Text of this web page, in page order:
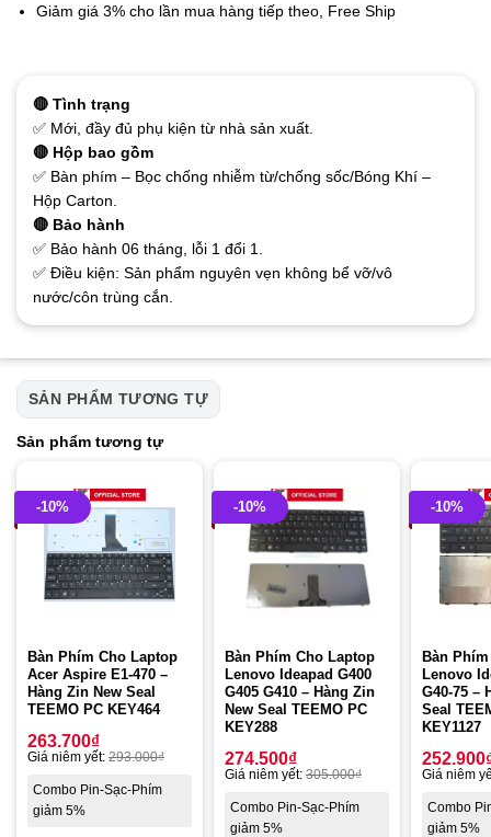
Giảm giá 3% cho lần mua hàng tiếp theo, Free Ship
🔴 Tình trạng
✅ Mới, đầy đủ phụ kiện từ nhà sản xuất.
🔴 Hộp bao gồm
✅ Bàn phím – Bọc chống nhiễm từ/chống sốc/Bóng Khí –
Hộp Carton.
🔴 Bảo hành
✅ Bảo hành 06 tháng, lỗi 1 đổi 1.
✅ Điều kiện: Sản phẩm nguyên vẹn không bể vỡ/vô
nước/côn trùng cắn.
SẢN PHẨM TƯƠNG TỰ
Sản phẩm tương tự
-10%
Bàn Phím Cho Laptop
Acer Aspire E1-470 –
Hàng Zin New Seal
TEEMO PC KEY464
263.700₫
Giá niêm yết: 293.000₫
Combo Pin-Sạc-Phím
giảm 5%
-10%
Bàn Phím Cho Laptop
Lenovo Ideapad G400
G405 G410 – Hàng Zin
New Seal TEEMO PC
KEY288
274.500₫
Giá niêm yết: 305.000₫
Combo Pin-Sạc-Phím
giảm 5%
-10%
Bàn
Lenovo
G40-75 –
Seal
KEY1127
252.900
Giá niêm
Combo
giảm 5%